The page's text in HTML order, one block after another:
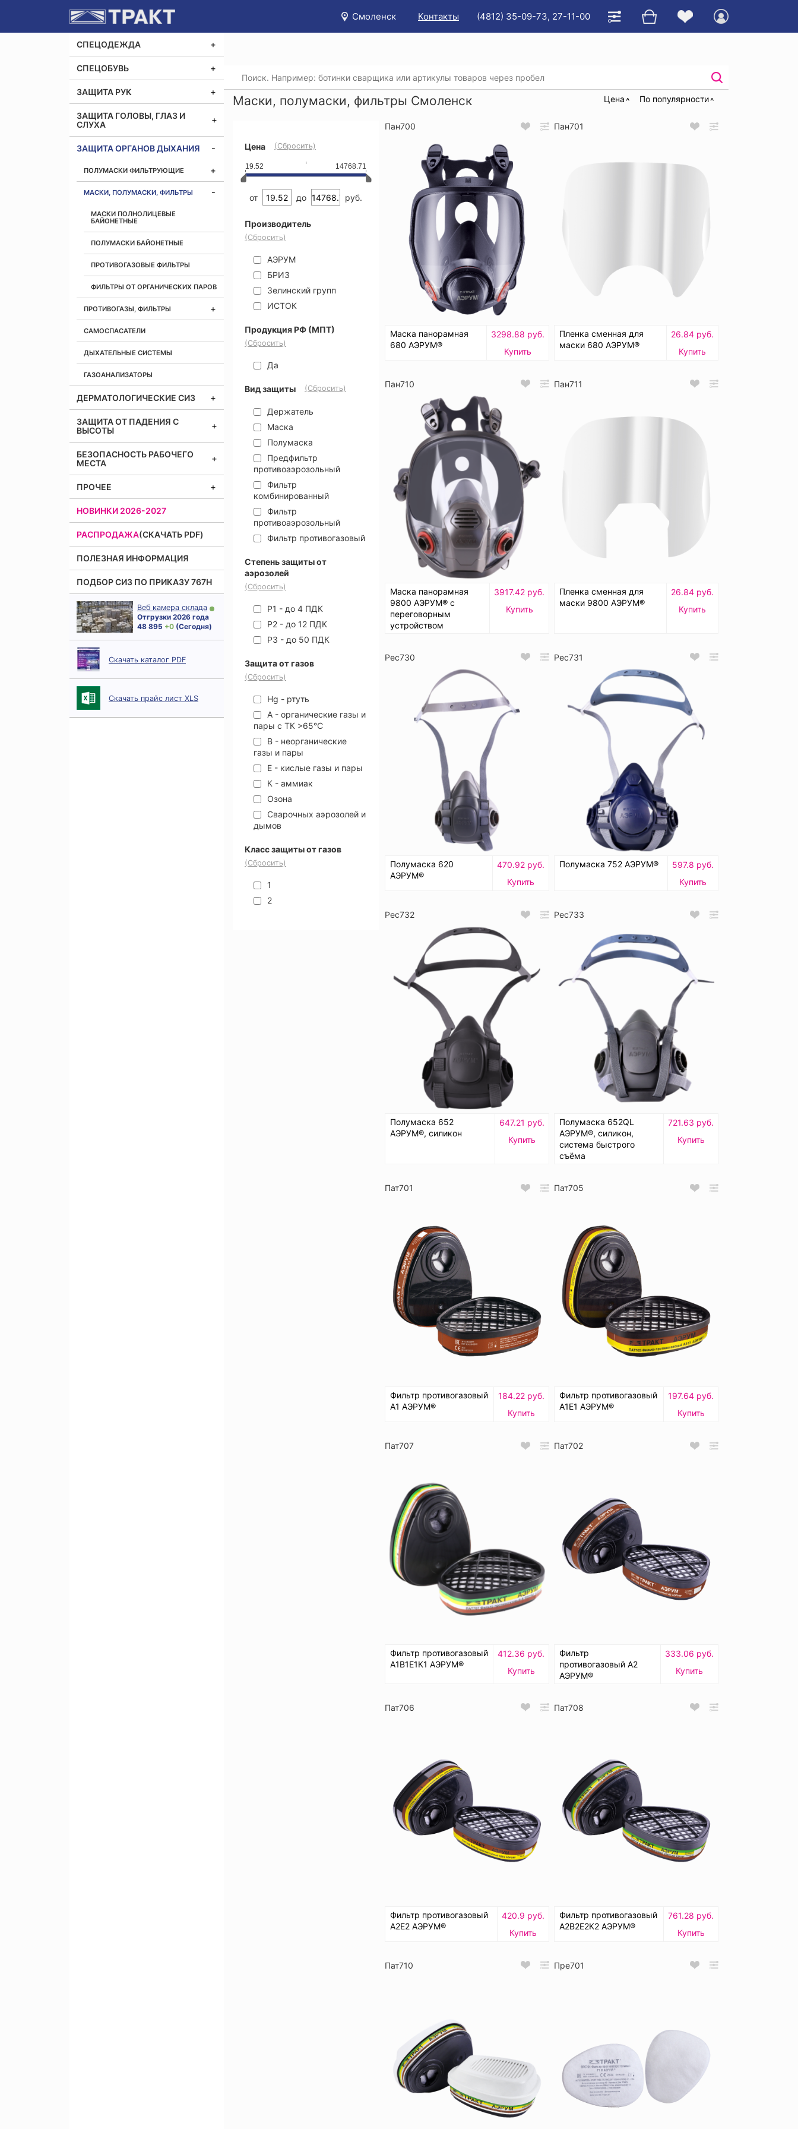
Смоленск Контакты (4812) 35-09-73, 27-11-00
СПЕЦОДЕЖДА
СПЕЦОБУВЬ
ЗАЩИТА РУК
ЗАЩИТА ГОЛОВЫ, ГЛАЗ И
СЛУХА
ЗАЩИТА ОРГАНОВ ДЫХАНИЯ
ПОЛУМАСКИ ФИЛЬТРУЮЩИЕ
МАСКИ, ПОЛУМАСКИ, ФИЛЬТРЫ
МАСКИ ПОЛНОЛИЦЕВЫЕ
БАЙОНЕТНЫЕ
ПОЛУМАСКИ БАЙОНЕТНЫЕ
ПРОТИВОГАЗОВЫЕ ФИЛЬТРЫ
ФИЛЬТРЫ ОТ ОРГАНИЧЕСКИХ ПАРОВ
ПРОТИВОГАЗЫ, ФИЛЬТРЫ
САМОСПАСАТЕЛИ
ДЫХАТЕЛЬНЫЕ СИСТЕМЫ
ГАЗОАНАЛИЗАТОРЫ
ДЕРМАТОЛОГИЧЕСКИЕ СИЗ
ЗАЩИТА ОТ ПАДЕНИЯ С
ВЫСОТЫ
БЕЗОПАСНОСТЬ РАБОЧЕГО
МЕСТА
ПРОЧЕЕ
НОВИНКИ 2026-2027
РАСПРОДАЖА(СКАЧАТЬ PDF)
ПОЛЕЗНАЯ ИНФОРМАЦИЯ
ПОДБОР СИЗ ПО ПРИКАЗУ 767Н
Веб камера склада
Отгрузки 2026 года
48 895 + 0 (Сегодня)
Скачать каталог PDF
Скачать прайс лист XLS
Маски, полумаски, фильтры Смоленск Цена По популярности
Цена (Сбросить)
19.52 14768.71
от до руб.
Производитель
(Сбросить)
АЭРУМ
БРИЗ
Зелинский групп
ИСТОК
Продукция РФ (МПТ)
(Сбросить)
Да
Вид защиты (Сбросить)
Держатель
Маска
Полумаска
Предфильтр
противоаэрозольный
Фильтр
комбинированный
Фильтр
противоаэрозольный
Фильтр противогазовый
Степень защиты от
аэрозолей
(Сбросить)
P1 - до 4 ПДК
P2 - до 12 ПДК
P3 - до 50 ПДК
Защита от газов
(Сбросить)
Hg - ртуть
А - органические газы и
пары с ТК >65°C
В - неорганические
газы и пары
Е - кислые газы и пары
К - аммиак
Озона
Сварочных аэрозолей и
дымов
Класс защиты от газов
(Сбросить)
1
2
Пан700
Маска панорамная
680 АЭРУМ®
3298.88 руб.
Купить
Пан701
Пленка сменная для
маски 680 АЭРУМ®
26.84 руб.
Купить
Пан710
Маска панорамная
9800 АЭРУМ® с
переговорным
устройством
3917.42 руб.
Купить
Пан711
Пленка сменная для
маски 9800 АЭРУМ®
26.84 руб.
Купить
Рес730
Полумаска 620
АЭРУМ®
470.92 руб.
Купить
Рес731
Полумаска 752 АЭРУМ®
597.8 руб.
Купить
Рес732
Полумаска 652
АЭРУМ®, силикон
647.21 руб.
Купить
Рес733
Полумаска 652QL
АЭРУМ®, силикон,
система быстрого
съёма
721.63 руб.
Купить
Пат701
Фильтр противогазовый
А1 АЭРУМ®
184.22 руб.
Купить
Пат705
Фильтр противогазовый
А1Е1 АЭРУМ®
197.64 руб.
Купить
Пат707
Фильтр противогазовый
А1В1Е1К1 АЭРУМ®
412.36 руб.
Купить
Пат702
Фильтр
противогазовый А2
АЭРУМ®
333.06 руб.
Купить
Пат706
Фильтр противогазовый
А2Е2 АЭРУМ®
420.9 руб.
Купить
Пат708
Фильтр противогазовый
А2В2Е2К2 АЭРУМ®
761.28 руб.
Купить
Пат710 Пре701